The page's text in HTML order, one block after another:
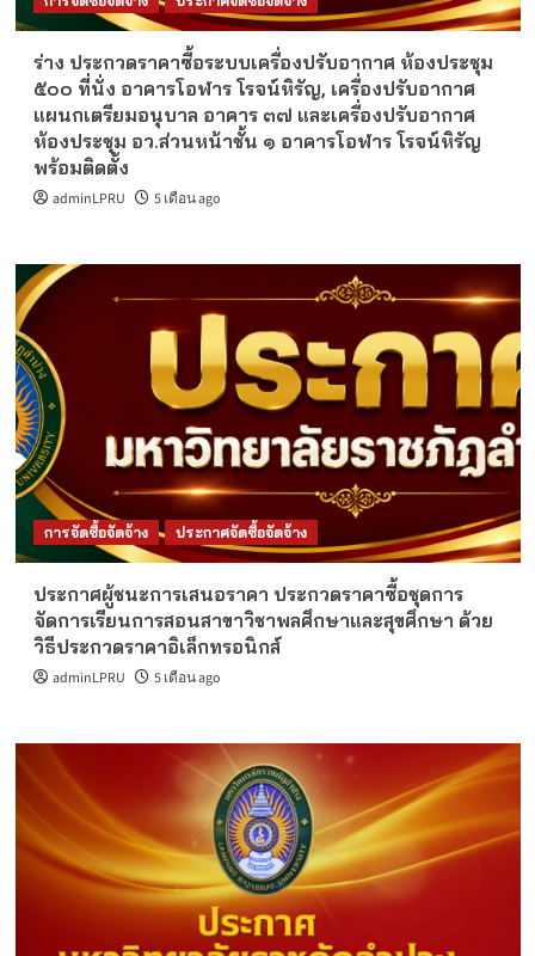
ร่าง ประกวดราคาซื้อระบบเครื่องปรับอากาศ ห้องประชุม
๕๐๐ ที่นั่ง อาคารโอฬาร โรจน์หิรัญ, เครื่องปรับอากาศ
แผนกเตรียมอนุบาล อาคาร ๓๗ และเครื่องปรับอากาศ
ห้องประชุม อว.ส่วนหน้าชั้น ๑ อาคารโอฬาร โรจน์หิรัญ
พร้อมติดตั้ง
adminLPRU 5 เดือน ago
การจัดซื้อจัดจ้าง ประกาศจัดซื้อจัดจ้าง
ประกาศผู้ชนะการเสนอราคา ประกวดราคาซื้อชุดการ
จัดการเรียนการสอนสาขาวิชาพลศึกษาและสุขศึกษา ด้วย
วิธีประกวดราคาอิเล็กทรอนิกส์
adminLPRU 5 เดือน ago